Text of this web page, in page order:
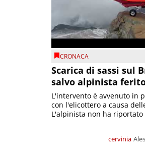
CRONACA
Scarica di sassi sul
salvo alpinista
cervinia
L'intervento è avvenuto in
con l'elicottero a causa
L'alpinista non ha